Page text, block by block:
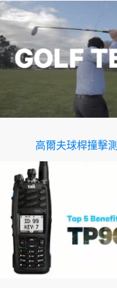
高爾夫球桿撞擊